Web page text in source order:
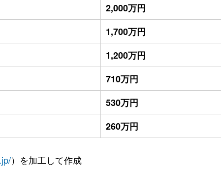
2,000万円
1,700万円
1,200万円
710万円
530万円
260万円
）を加工して作成